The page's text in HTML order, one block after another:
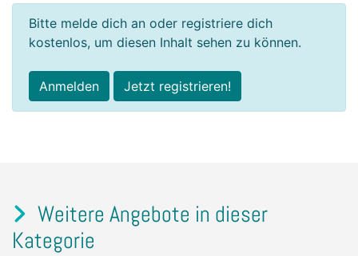
Bitte melde dich an oder registriere dich
kostenlos, um diesen Inhalt sehen zu können.
Anmelden Jetzt registrieren!
Weitere Angebote in dieser
Kategorie